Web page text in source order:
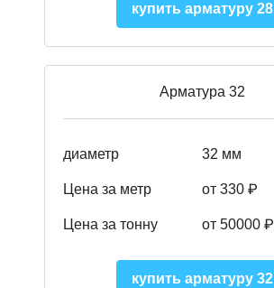
купить арматуру 28
Арматура 32
диаметр 32 мм
Цена за метр от 330 ₽
Цена за тонну от 50000 ₽
купить арматуру 32